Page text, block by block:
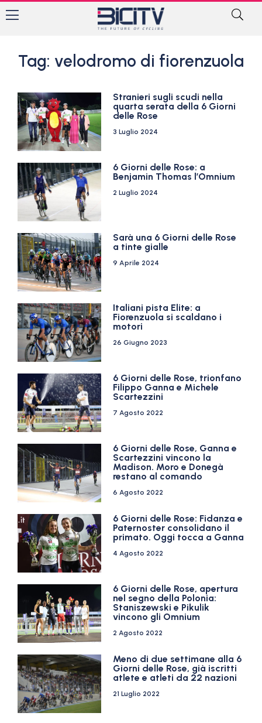
Tag: velodromo di fiorenzuola
Stranieri sugli scudi nella
quarta serata della 6 Giorni
delle Rose
3 Luglio 2024
6 Giorni delle Rose: a
Benjamin Thomas l’Omnium
2 Luglio 2024
Sarà una 6 Giorni delle Rose
a tinte gialle
9 Aprile 2024
Italiani pista Elite: a
Fiorenzuola si scaldano i
motori
26 Giugno 2023
6 Giorni delle Rose, trionfano
Filippo Ganna e Michele
Scartezzini
7 Agosto 2022
6 Giorni delle Rose, Ganna e
Scartezzini vincono la
Madison. Moro e Donegà
restano al comando
6 Agosto 2022
6 Giorni delle Rose: Fidanza e
Paternoster consolidano il
primato. Oggi tocca a Ganna
4 Agosto 2022
6 Giorni delle Rose, apertura
nel segno della Polonia:
Staniszewski e Pikulik
vincono gli Omnium
2 Agosto 2022
Meno di due settimane alla 6
Giorni delle Rose, già iscritti
atlete e atleti da 22 nazioni
21 Luglio 2022